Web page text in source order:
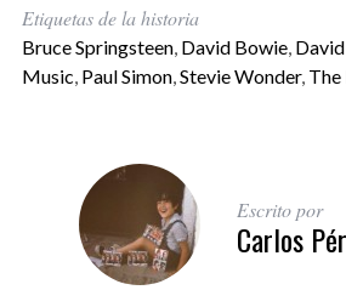
Etiquetas de la historia
Bruce Springsteen, David Bowie,
Music, Paul Simon,Stevie Wonder, The
Escrito por
Carlos